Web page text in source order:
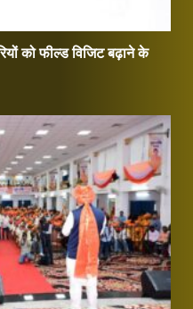
को फील्ड विजिट बढ़ाने के